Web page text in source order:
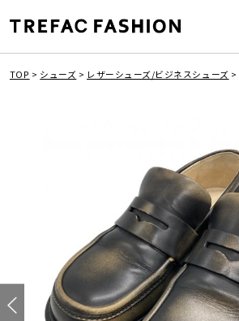
TOP > シューズ > レザーシューズ/ビジネスシューズ >